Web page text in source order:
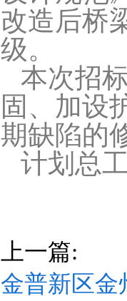
改造后桥
级。
本次招
固、加设
期缺陷的
计划总
上一篇:
金普新区金